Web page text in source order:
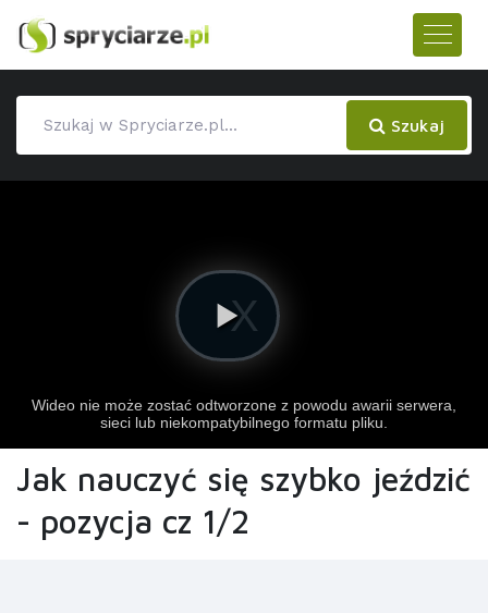
Szukaj
Jak nauczyć się szybko jeździć
- pozycja cz 1/2